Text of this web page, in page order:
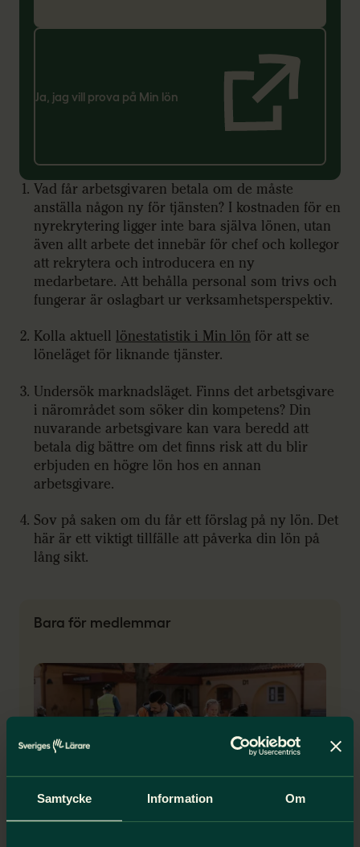
Samtycke Information Om
Ja, jag vill prova på Min lön
Vad får arbetsgivaren betala om de måste
anställa någon ny för tjänsten? I kostnaden för en
nyrekrytering ligger inte bara själva lönen, utan
även allt arbete det innebär för chef och kollegor
att rekrytera och introducera en ny
medarbetare. Att behålla personal som trivs och
fungerar är oslagbart ur verksamhetsperspektiv.
Kolla aktuell lönestatistik i Min lön för att se
löneläget för liknande tjänster.
Undersök marknadsläget. Finns det arbetsgivare
i närområdet som söker din kompetens? Din
nuvarande arbetsgivare kan vara beredd att
betala dig bättre om det finns risk att du blir
erbjuden en högre lön hos en annan
arbetsgivare.
Sov på saken om du får ett förslag på ny lön. Det
här är ett viktigt tillfälle att påverka din lön på
lång sikt.
Bara för medlemmar